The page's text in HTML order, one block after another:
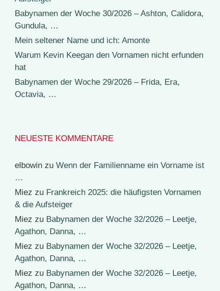
Babynamen der Woche 30/2026 – Ashton, Calidora,
Gundula, …
Mein seltener Name und ich: Amonte
Warum Kevin Keegan den Vornamen nicht erfunden
hat
Babynamen der Woche 29/2026 – Frida, Era,
Octavia, …
NEUESTE KOMMENTARE
elbowin zu Wenn der Familienname ein Vorname ist
…
Miez zu Frankreich 2025: die häufigsten Vornamen
& die Aufsteiger
Miez zu Babynamen der Woche 32/2026 – Leetje,
Agathon, Danna, …
Miez zu Babynamen der Woche 32/2026 – Leetje,
Agathon, Danna, …
Miez zu Babynamen der Woche 32/2026 – Leetje,
Agathon, Danna, …